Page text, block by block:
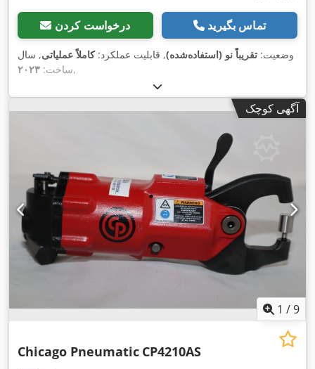
درخواست کردن تماس بگیرید
وضعیت: تقریباً نو (استفاده‌شده), قابلیت عملکرد:کاملاً عملیاتی, سال
ساخت: ۲۰۲۳ ,
آگهی کوچک
1 /9
Chicago Pneumatic CP4210AS